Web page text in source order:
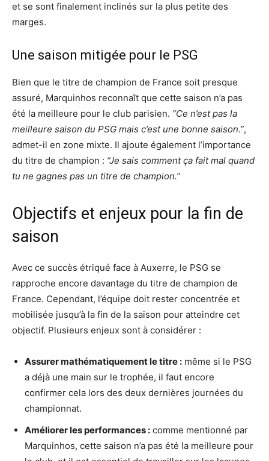
et se sont finalement inclinés sur la plus petite des
marges.
Une saison mitigée pour le PSG
Bien que le titre de champion de France soit presque
assuré, Marquinhos reconnaît que cette saison n’a pas
été la meilleure pour le club parisien. “Ce n’est pas la
meilleure saison du PSG mais c’est une bonne saison.”,
admet-il en zone mixte. Il ajoute également l’importance
du titre de champion : “Je sais comment ça fait mal quand
tu ne gagnes pas un titre de champion.”
Objectifs et enjeux pour la fin de
saison
Avec ce succès étriqué face à Auxerre, le PSG se
rapproche encore davantage du titre de champion de
France. Cependant, l’équipe doit rester concentrée et
mobilisée jusqu’à la fin de la saison pour atteindre cet
objectif. Plusieurs enjeux sont à considérer :
Assurer mathématiquement le titre : même si le PSG
a déjà une main sur le trophée, il faut encore
confirmer cela lors des deux dernières journées du
championnat.
Améliorer les performances : comme mentionné par
Marquinhos, cette saison n’a pas été la meilleure pour